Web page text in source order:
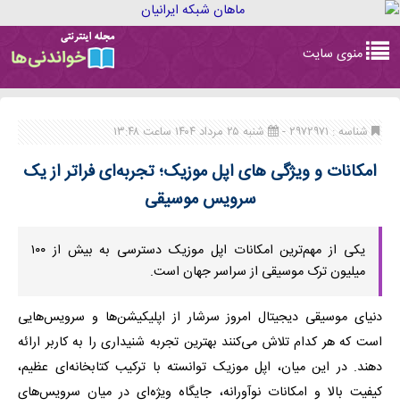
navigation
منوی سایت
شناسه : ۲۹۷۲۹۷۱ - شنبه ۲۵ مرداد ۱۴۰۴ ساعت ۱۳:۴۸
امکانات و ویژگی های اپل موزیک؛ تجربه‌ای فراتر از یک
سرویس موسیقی
یکی از مهم‌ترین امکانات اپل موزیک دسترسی به بیش از ۱۰۰
میلیون ترک موسیقی از سراسر جهان است.
دنیای موسیقی دیجیتال امروز سرشار از اپلیکیشن‌ها و سرویس‌هایی
است که هر کدام تلاش می‌کنند بهترین تجربه شنیداری را به کاربر ارائه
دهند. در این میان، اپل موزیک توانسته با ترکیب کتابخانه‌ای عظیم،
کیفیت بالا و امکانات نوآورانه، جایگاه ویژه‌ای در میان سرویس‌های